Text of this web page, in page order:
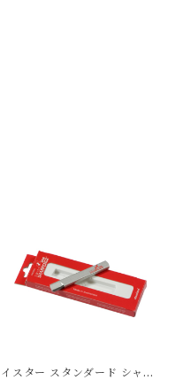
イスター スタンダード シャー